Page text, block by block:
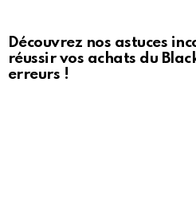
Découvrez nos astuces
réussir vos achats du
erreurs !